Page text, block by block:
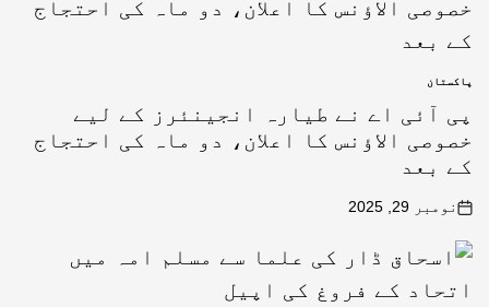
پاکستان
پی آئی اے نے طیارہ انجینئرز کے لیے
خصوصی الاؤنس کا اعلان، دو ماہ کی احتجاج
کے بعد
نومبر 29, 2025